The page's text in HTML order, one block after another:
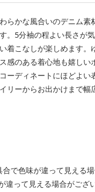
らかな風合いのデニム素
。5分袖の程よい長さが
着こなしが楽しめます。
のある着心地も嬉しい
ーディネートにほどよい
リーからお出かけまで幅
で色味が違って見える
って見える場合がござい